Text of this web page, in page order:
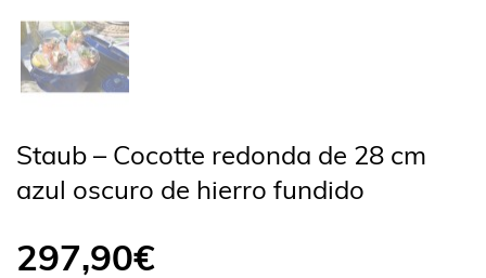
Staub – Cocotte redonda de 28 cm
azul oscuro de hierro fundido
297,90€